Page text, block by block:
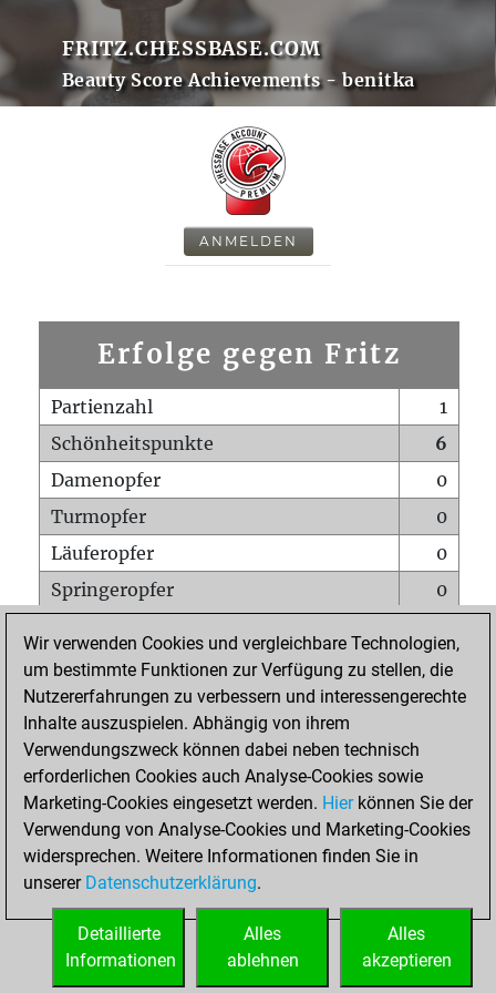
FRITZ.CHESSBASE.COM
Beauty Score Achievements - benitka
ANMELDEN
Erfolge gegen Fritz
Partienzahl
1
Schönheitspunkte
6
Damenopfer
0
Turmopfer
0
Läuferopfer
0
Springeropfer
0
Matt auf vollem Brett
0
Bauer setzt Matt
0
Erstickte Matts
Unterverwandlungen
Türme auf der siebten
0
STARTSEITE
Wir verwenden Cookies und vergleichbare Technologien,
um bestimmte Funktionen zur Verfügung zu stellen, die
Nutzererfahrungen zu verbessern und interessengerechte
Inhalte auszuspielen. Abhängig von ihrem
Verwendungszweck können dabei neben technisch
erforderlichen Cookies auch Analyse-Cookies sowie
Marketing-Cookies eingesetzt werden. Hierkönnen Sie der
Verwendung von Analyse-Cookies und Marketing-Cookies
widersprechen. Weitere Informationen finden Sie in
unserer Datenschutzerklärung.
Alles
akzeptieren
Alles
ablehnen
Detaillierte
Informationen